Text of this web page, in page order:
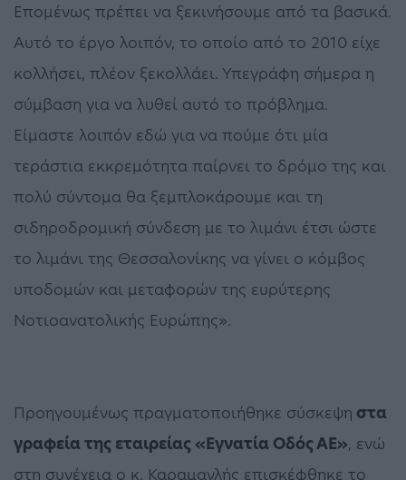
Επομένως πρέπει να ξεκινήσουμε από τα βασικά.
Αυτό το έργο λοιπόν, το οποίο από το 2010 είχε
κολλήσει, πλέον ξεκολλάει. Υπεγράφη σήμερα η
σύμβαση για να λυθεί αυτό το πρόβλημα.
Είμαστε λοιπόν εδώ για να πούμε ότι μία
τεράστια εκκρεμότητα παίρνει το δρόμο της και
πολύ σύντομα θα ξεμπλοκάρουμε και τη
σιδηροδρομική σύνδεση με το λιμάνι έτσι ώστε
το λιμάνι της Θεσσαλονίκης να γίνει ο κόμβος
υποδομών και μεταφορών της ευρύτερης
Νοτιοανατολικής Ευρώπης».
Προηγουμένως πραγματοποιήθηκε σύσκεψη στα
γραφεία της εταιρείας «Εγνατία Οδός ΑΕ», ενώ
στη συνέχεια ο κ. Καραμανλής επισκέφθηκε το